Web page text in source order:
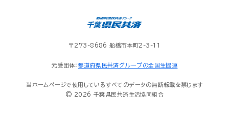
〒273-8686 船橋市本町2-3-11
元受団体： 都道府県民共済グループの全国生協連
当ホームページで使用しているすべてのデータの無断転載を禁じます
© 2026 千葉県民共済生活協同組合